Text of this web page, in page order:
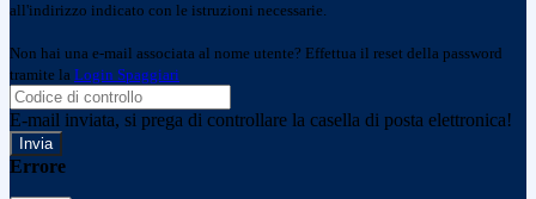
all'indirizzo indicato con le istruzioni necessarie.
Non hai una e-mail associata al nome utente? Effettua il reset della password
tramite la Login Spaggiari
E-mail inviata, si prega di controllare la casella di posta elettronica!
Errore